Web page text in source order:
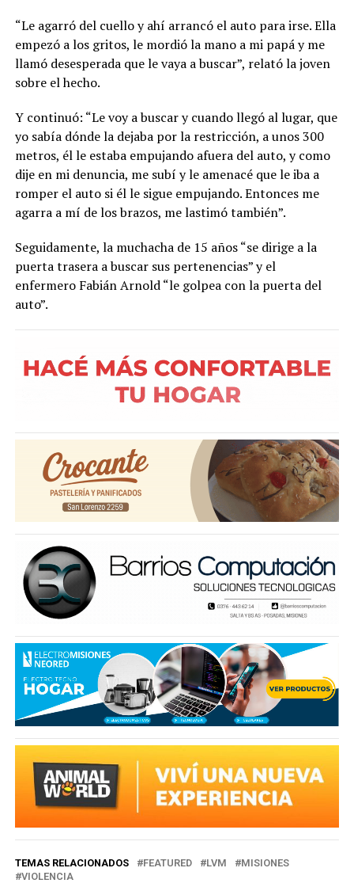
“Le agarró del cuello y ahí arrancó el auto para irse. Ella
empezó a los gritos, le mordió la mano a mi papá y me
llamó desesperada que le vaya a buscar”, relató la joven
sobre el hecho.
Y continuó: “Le voy a buscar y cuando llegó al lugar, que
yo sabía dónde la dejaba por la restricción, a unos 300
metros, él le estaba empujando afuera del auto, y como
dije en mi denuncia, me subí y le amenacé que le iba a
romper el auto si él le sigue empujando. Entonces me
agarra a mí de los brazos, me lastimó también”.
Seguidamente, la muchacha de 15 años “se dirige a la
puerta trasera a buscar sus pertenencias” y el
enfermero Fabián Arnold “le golpea con la puerta del
auto”.
TEMAS RELACIONADOS FEATURED LVM
MISIONES
VIOLENCIA